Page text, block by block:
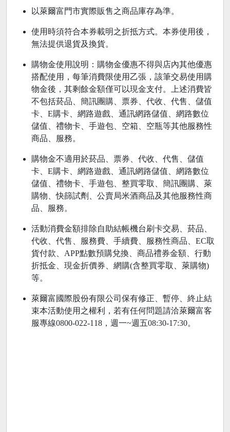
以萊爾富門市實際販售之商品庫存為準。
使用時須符合本券載明之折抵方式。本券使用後，
無法提供退貨及換貨。
購物金使用說明：購物金優惠不得與店內其他優惠
搭配使用，每筆消費限使用乙張，該筆交易使用購
物金後，其剩餘金額僅可以現金支付。上述消費皆
不包括菸品、簡訊團購、票券、代收、代售、儲值
卡、E購卡、網路遊戲、通訊網路儲值、網路數位
儲值、禮物卡、手遊包、空箱、空瓶等其他服務性
商品、服務。
購物金不適用於菸品、票券、代收、代售、儲值
卡、E購卡、網路遊戲、通訊網路儲值、網路數位
儲值、禮物卡、手遊包、整買零取、簡訊團購、萊
購物、快篩試劑、公賣局米酒商品及其他服務性商
品、服務。
活動消費金額排除自助結帳機台刷卡交易、菸品、
代收、代售、服務費、手續費、服務性商品、EC取
貨付款、APP點數預購兌換、商品禮券金額、行動
折抵金、現金折價券、網購(含整買零取、萊購物)
等。
萊爾富國際股份有限公司保有修正、暫停、終止結
束本活動使用之權利，若有任何問題請洽萊爾富客
服專線0800-022-118，週一~週五08:30-17:30。